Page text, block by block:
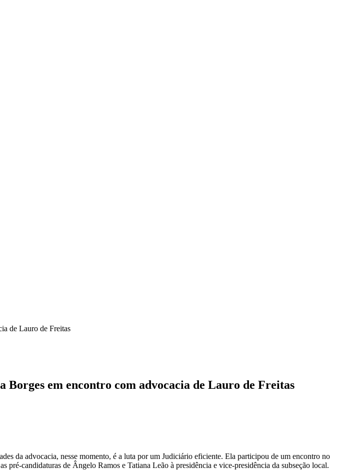
de Lauro de Freitas
em encontro com advocacia de Lauro de Freitas
da advocacia, nesse momento, é a luta por um Judiciário eficiente. Ela participou de um encontro no
candidaturas de Ângelo Ramos e Tatiana Leão à presidência e vice-presidência da subseção local.